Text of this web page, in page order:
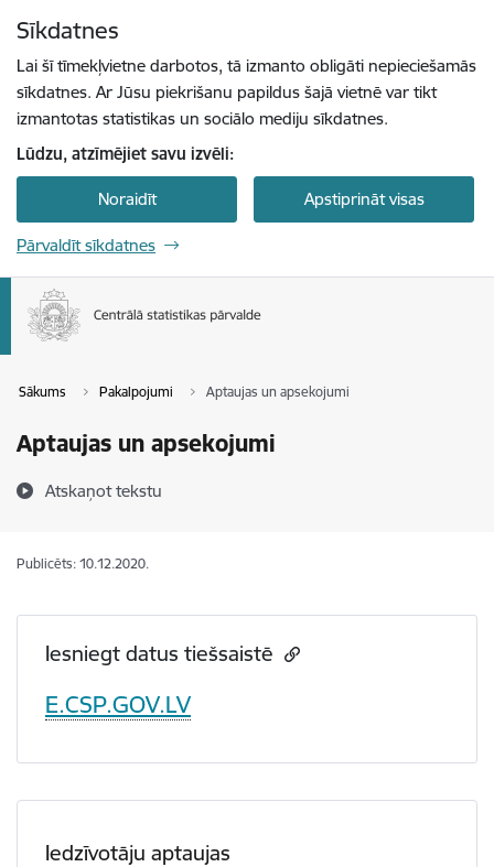
Sīkdatnes
Lai šī tīmekļvietne darbotos, tā izmanto obligāti nepieciešamās
sīkdatnes. Ar Jūsu piekrišanu papildus šajā vietnē var tikt
izmantotas statistikas un sociālo mediju sīkdatnes.
Lūdzu, atzīmējiet savu izvēli:
Noraidīt Apstiprināt visas
Pārvaldīt sīkdatnes
Sākums Pakalpojumi Aptaujas un apsekojumi
Aptaujas un apsekojumi
Atskaņot tekstu
Publicēts: 10.12.2020.
Iesniegt datus tiešsaistē
E.CSP.GOV.LV
Iedzīvotāju aptaujas